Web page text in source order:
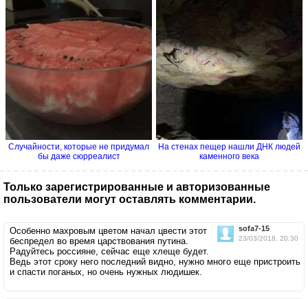
Случайности, которые не придумал
бы даже сюрреалист
На стенах пещер нашли ДНК людей
каменного века
Только зарегистрированные и авторизованные
пользователи могут оставлять комментарии.
sofa7-15
23/03/2018, 20:30
Особенно махровым цветом начал цвести этот
беспредел во время царствования путина.
Радуйтесь россияне, сейчас еще хлеще будет.
Ведь этот сроку него последний видно, нужно много еще пристроить
и спасти поганых, но очень нужных людишек.